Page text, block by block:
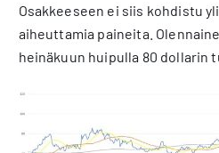
Osakkeeseen ei siis kohdistu
aiheuttamia paineita.
heinäkuun huipulla 80 dollarin